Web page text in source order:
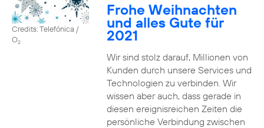
Credits: Telefónica /
O2
Frohe Weihnachten
und alles Gute für
2021
Wir sind stolz darauf, Millionen von
Kunden durch unsere Services und
Technologien zu verbinden. Wir
wissen aber auch, dass gerade in
diesen ereignisreichen Zeiten die
persönliche Verbindung zwischen